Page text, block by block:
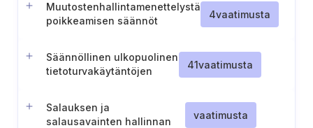
Muutostenhallintamenettelystä
poikkeamisen säännöt
4vaatimusta
Säännöllinen ulkopuolinen
tietoturvakäytäntöjen
41vaatimusta
Salauksen ja
salausavainten hallinnan
vaatimusta